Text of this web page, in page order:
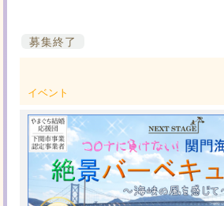
募集終了
イベント